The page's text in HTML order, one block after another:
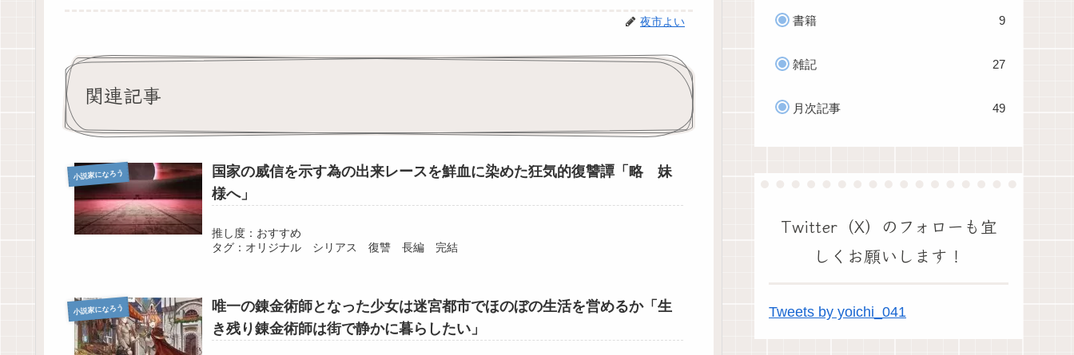
夜市よい
関連記事
小説家になろう
国家の威信を示す為の出来レースを鮮血に染めた狂気的復讐譚「略 妹
様へ」
推し度：おすすめ
タグ：オリジナル シリアス 復讐 長編 完結
小説家になろう
唯一の錬金術師となった少女は迷宮都市でほのぼの生活を営めるか「生
き残り錬金術師は街で静かに暮らしたい」
書籍 9
雑記 27
月次記事 49
Twitter（X）のフォローも宜
しくお願いします！
Tweets by yoichi_041